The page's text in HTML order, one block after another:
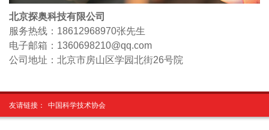
北京探奥科技有限公司
服务热线：18612968970张先生
电子邮箱：1360698210@qq.com
公司地址：北京市房山区学园北街26号院
友请链接： 中国科学技术协会